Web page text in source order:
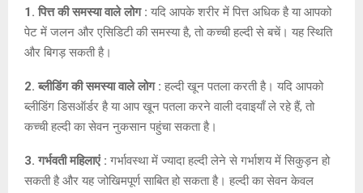
1. पित्त की समस्या वाले लोग : यदि आपके शरीर में पित्त अधिक है या आपको
पेट में जलन और एसिडिटी की समस्या है, तो कच्ची हल्दी से बचें। यह स्थिति
और बिगड़ सकती है।
2. ब्लीडिंग की समस्या वाले लोग : हल्दी खून पतला करती है। यदि आपको
ब्लीडिंग डिसऑर्डर है या आप खून पतला करने वाली दवाइयाँ ले रहे हैं, तो
कच्ची हल्दी का सेवन नुकसान पहुंचा सकता है।
3. गर्भवती महिलाएं : गर्भावस्था में ज्यादा हल्दी लेने से गर्भाशय में सिकुड़न हो
सकती है और यह जोखिमपूर्ण साबित हो सकता है। हल्दी का सेवन केवल